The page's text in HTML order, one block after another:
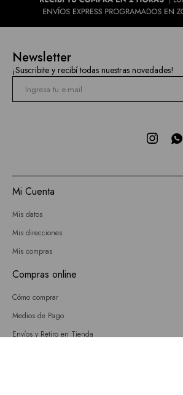
Newsletter
¡Suscribite y recibí todas nuestras novedades!
 
Mi Cuenta
Mis datos
Mis direcciones
Mis compras
Compras online
Cómo comprar
Medios de Pago
Envíos y Retiro en Tienda